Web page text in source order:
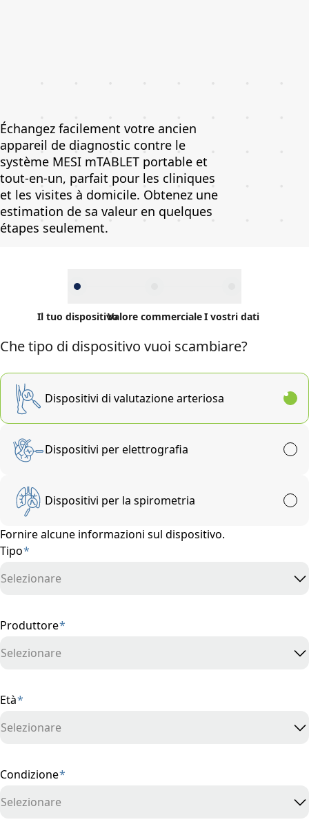
Échangez facilement votre ancien
appareil de diagnostic contre le
système MESI mTABLET portable et
tout-en-un, parfait pour les cliniques
et les visites à domicile. Obtenez une
estimation de sa valeur en quelques
étapes seulement.
Il tuo dispositivoValore commercialeI vostri dati
Che tipo di dispositivo vuoi scambiare?
Dispositivi di valutazione arteriosa
Dispositivi per elettrografia
Dispositivi per la spirometria
Fornire alcune informazioni sul dispositivo.
Tipo*
Selezionare
Produttore*
Selezionare
Età*
Selezionare
Condizione*
Selezionare